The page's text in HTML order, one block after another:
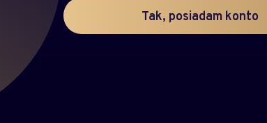
Tak, posiadam konto